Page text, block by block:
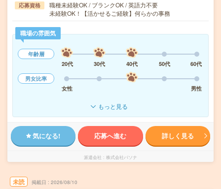
応募資格
職種未経験OK / ブランクOK / 英語力不要
未経験OK！【活かせるご経験】何らかの事務
職場の雰囲気
年齢層
20代
30代 40代 50代
60代
男女比率
女性
男性
もっと見る
気になる! 応募へ進む 詳しく見る
派遣会社 株式会社パソナ
未読 掲載日 2026/08/10